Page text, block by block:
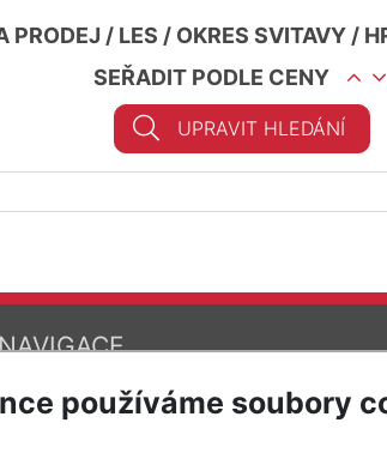
PRODEJ / LES / OKRES SVITAVY/
SEŘADIT PODLE CENY
UPRAVIT HLEDÁNÍ
Ochrana osobních údajů
Realitní kanceláře
používáme soubory